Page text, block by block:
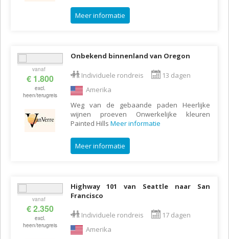
Meer informatie
vanaf
€ 1.800
excl.
heen/terugreis
Onbekend binnenland van Oregon
Individuele rondreis
13 dagen
Amerika
Weg van de gebaande paden Heerlijke
wijnen proeven Onwerkelijke kleuren
Painted Hills Meer informatie
Meer informatie
vanaf
€ 2.350
excl.
heen/terugreis
Highway 101 van Seattle naar San
Francisco
Individuele rondreis
17 dagen
Amerika